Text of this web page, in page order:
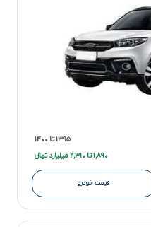
۱۳۹۵ تا ۱۴۰۰
۱,۸۹۰ تا ۲,۳۱۰ میلیارد تومانءءء
قیمت خودرو